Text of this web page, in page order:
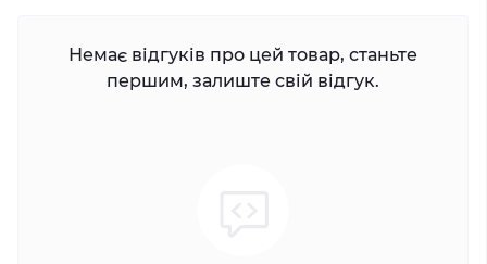
Немає відгуків про цей товар, станьте
першим, залиште свій відгук.